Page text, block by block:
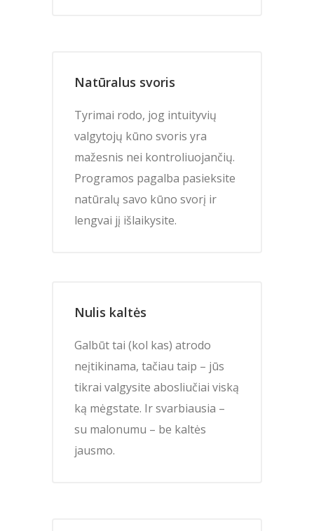
Natūralus svoris
Tyrimai rodo, jog intuityvių
valgytojų kūno svoris yra
mažesnis nei kontroliuojančių.
Programos pagalba pasieksite
natūralų savo kūno svorį ir
lengvai jį išlaikysite.
Nulis kaltės
Galbūt tai (kol kas) atrodo
neįtikinama, tačiau taip – jūs
tikrai valgysite abosliučiai viską
ką mėgstate. Ir svarbiausia –
su malonumu – be kaltės
jausmo.